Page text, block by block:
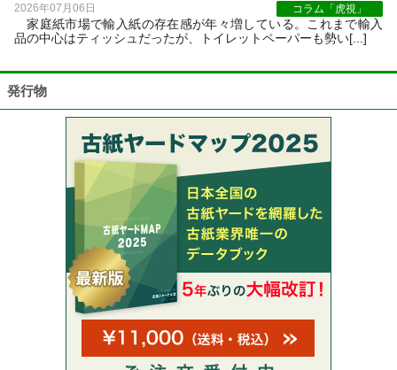
2026年07月06日 コラム「虎視」
家庭紙市場で輸入紙の存在感が年々増している。これまで輸入
品の中心はティッシュだったが、トイレットペーパーも勢い[...]
発行物